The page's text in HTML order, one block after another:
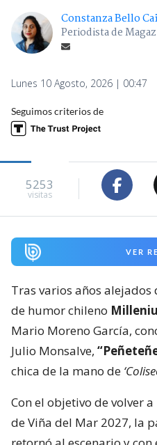
Constanza Bello
Periodista de
Lunes 10 Agosto, 2026 | 00:47
Seguimos criterios de
5253
visitas
VER
Tras varios años alejados
de humor chileno
Mario Moreno García,
Julio Monsalve,
chica de la mano de
Con el objetivo de volver
de Viña del Mar 2027, la